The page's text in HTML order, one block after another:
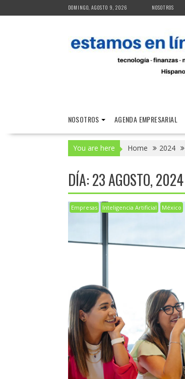
to
DOMINGO, AGOSTO 9, 2026 NOSOTROS
NOSOTROS AGENDA EMPRESARIAL
You are here Home 2024
DÍA:23 AGOSTO, 2024
Empresas Inteligencia Artificial México